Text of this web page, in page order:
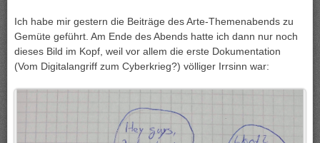
Ich habe mir gestern die Beiträge des Arte-Themenabends zu
Gemüte geführt. Am Ende des Abends hatte ich dann nur noch
dieses Bild im Kopf, weil vor allem die erste Dokumentation
(Vom Digitalangriff zum Cyberkrieg?) völliger Irrsinn war: